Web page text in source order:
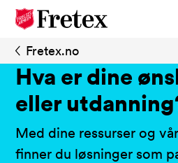
Fretex.no
Karrierevalg
Hva er dine
eller
Med dine ressurser og
finner du løsninger som